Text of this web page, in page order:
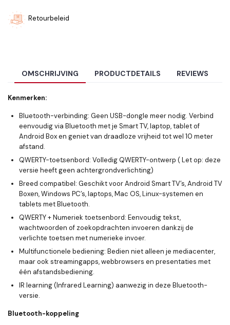
Retourbeleid
OMSCHRIJVING PRODUCTDETAILS REVIEWS
Kenmerken:
Bluetooth-verbinding: Geen USB-dongle meer nodig. Verbind
eenvoudig via Bluetooth met je Smart TV, laptop, tablet of
Android Box en geniet van draadloze vrijheid tot wel 10 meter
afstand.
QWERTY-toetsenbord: Volledig QWERTY-ontwerp ( Let op: deze
versie heeft geen achtergrondverlichting)
Breed compatibel: Geschikt voor Android Smart TV’s, Android TV
Boxen, Windows PC’s, laptops, Mac OS, Linux-systemen en
tablets met Bluetooth.
QWERTY + Numeriek toetsenbord: Eenvoudig tekst,
wachtwoorden of zoekopdrachten invoeren dankzij de
verlichte toetsen met numerieke invoer.
Multifunctionele bediening: Bedien niet alleen je mediacenter,
maar ook streamingapps, webbrowsers en presentaties met
één afstandsbediening.
IR learning(Infrared Learning) aanwezig in deze Bluetooth-
versie.
Bluetooth-koppeling